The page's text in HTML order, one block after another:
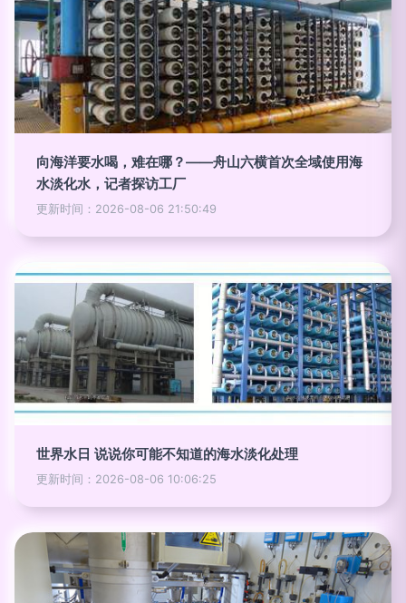
向海洋要水喝，难在哪？——舟山六横首次全域使用海
水淡化水，记者探访工厂
更新时间：2026-08-06 21:50:49
世界水日 说说你可能不知道的海水淡化处理
更新时间：2026-08-06 10:06:25